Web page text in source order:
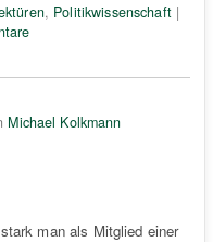
, Politikwissenschaft|
Michael Kolkmann
man als Mitglied einer